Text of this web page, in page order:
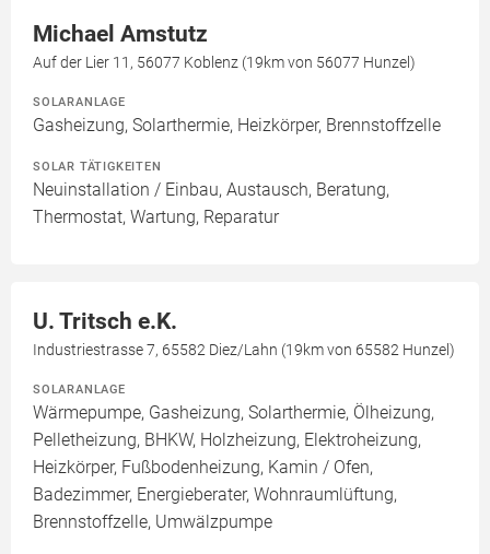
Michael Amstutz
Auf der Lier 11, 56077 Koblenz (19km von 56077 Hunzel)
SOLARANLAGE
Gasheizung, Solarthermie, Heizkörper, Brennstoffzelle
SOLAR TÄTIGKEITEN
Neuinstallation / Einbau, Austausch, Beratung,
Thermostat, Wartung, Reparatur
U. Tritsch e.K.
Industriestrasse 7, 65582 Diez/Lahn (19km von 65582 Hunzel)
SOLARANLAGE
Wärmepumpe, Gasheizung, Solarthermie, Ölheizung,
Pelletheizung, BHKW, Holzheizung, Elektroheizung,
Heizkörper, Fußbodenheizung, Kamin / Ofen,
Badezimmer, Energieberater, Wohnraumlüftung,
Brennstoffzelle, Umwälzpumpe